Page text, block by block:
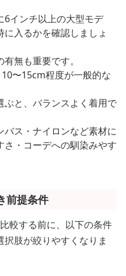
6インチ以上の大型モデ
入るかを確認しましょ
無も重要です。
〜15cm程度が一般的な
と、バランスよく着用で
ス・ナイロンなど素材に
さ・コーデへの馴染みやす
前提条件
較する前に、以下の条件
肢が絞りやすくなりま